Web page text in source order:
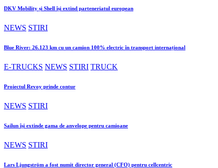
DKV Mobility și Shell își extind parteneriatul european
NEWS STIRI
Blue River: 26.123 km cu un camion 100% electric în transport internațional
E-TRUCKS NEWS STIRI TRUCK
Proiectul Revoy prinde contur
NEWS STIRI
Sailun își extinde gama de anvelope pentru camioane
NEWS STIRI
Lars Ljungström a fost numit director general (CFO) pentru cellcentric